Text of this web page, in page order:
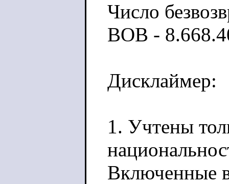
Число
ВОВ -
Дисклаймер:
1. Учтены
Включенные